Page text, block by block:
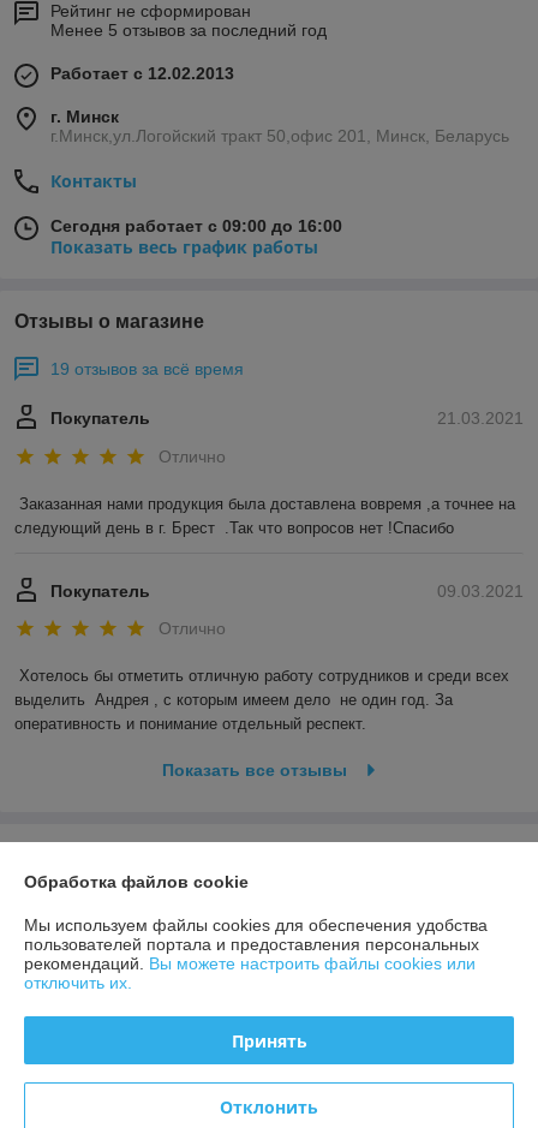
Рейтинг не сформирован
Менее 5 отзывов за последний год
Работает с 12.02.2013
г. Минск
г.Минск,ул.Логойский тракт 50,офис 201, Минск, Беларусь
Контакты
Сегодня работает с 09:00 до 16:00
Показать весь график работы
Отзывы о магазине
19 отзывов за всё время
21.03.2021
Покупатель
Отлично
Заказанная нами продукция была доставлена вовремя ,а точнее на
следующий день в г. Брест  .Так что вопросов нет !Спасибо
09.03.2021
Покупатель
Отлично
Хотелось бы отметить отличную работу сотрудников и среди всех
выделить  Андрея , с которым имеем дело  не один год. За
оперативность и понимание отдельный респект.
Показать все отзывы
Доставка и оплата
График работы
Обработка файлов cookie
Мы используем файлы cookies для обеспечения удобства
пользователей портала и предоставления персональных
рекомендаций. Вы можете настроить файлы cookies или
отключить их.
Принять
Отклонить